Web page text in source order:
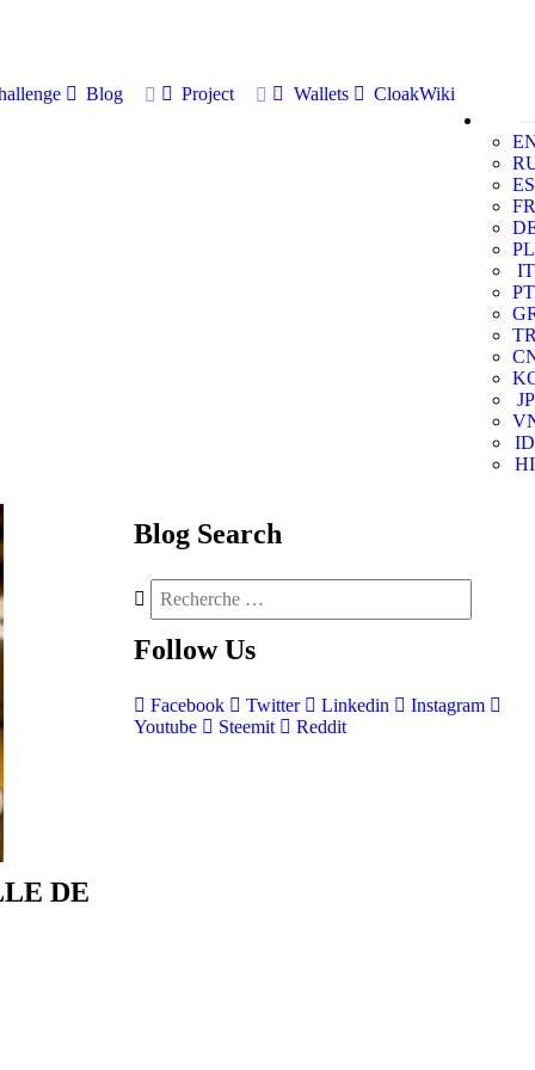
Blog Project Wallets
CloakWiki
ES
FR
PL
IT
PT
JP
ID
HI
DE
Blog Search
Follow Us
Facebook Twitter Linkedin
Instagram
Youtube
Steemit Reddit